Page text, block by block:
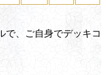
、ご自身でデッキコ